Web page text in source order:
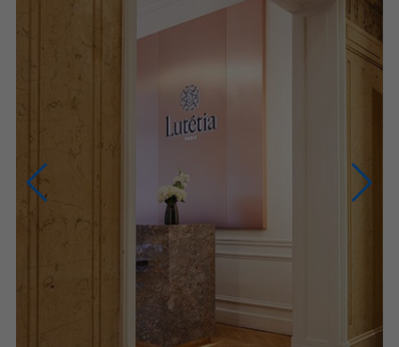
NOUS CONTACTER
NOUS APPELER
du lundi au samedi (9h-20h)
NOUS ÉCRIRE
Via le formulaire de contact